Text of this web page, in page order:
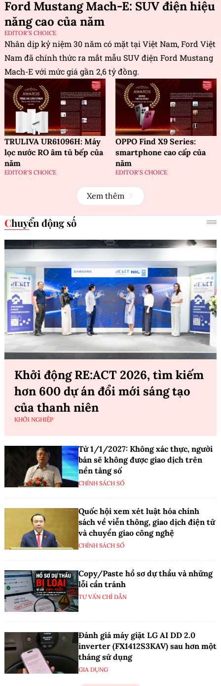
Ford Mustang Mach-E: SUV điện hiệu
năng cao của năm
EDITOR'S CHOICE
Nhân dịp kỷ niệm 30 năm có mặt tại Việt Nam, Ford Việt
Nam đã chính thức ra mắt mẫu SUV điện Ford Mustang
Mach-E với mức giá gần 2,6 tỷ đồng.
TRULIVA UR61096H: Máy
lọc nước RO âm tủ bếp của
năm
EDITOR'S CHOICE
OPPO Find X9 Series:
smartphone cao cấp của
năm
EDITOR'S CHOICE
Xem thêm
Chuyển động số
Khởi động RE:ACT 2026, tìm kiếm
hơn 600 dự án đổi mới sáng tạo
của thanh niên
KHỞI NGHIỆP
Từ 1/1/2027: Không xác thực, người
bán sẽ không được giao dịch trên
nền tảng số
CHÍNH SÁCH SỐ
Quốc hội xem xét luật hóa chính
sách về viễn thông, giao dịch điện tử
và chuyển giao công nghệ
CHÍNH SÁCH SỐ
Copy/Paste hồ sơ dự thầu và những
lỗi cần tránh
TƯ VẤN CHỈ DẪN
Đánh giá máy giặt LG AI DD 2.0
inverter (FX1412S3KAV) sau hơn một
tháng sử dụng
GIA DỤNG